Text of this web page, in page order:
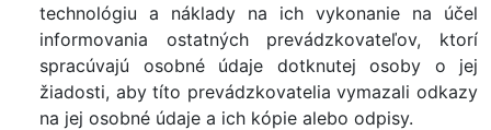
technológiu a náklady na ich vykonanie na účel
informovania ostatných prevádzkovateľov, ktorí
spracúvajú osobné údaje dotknutej osoby o jej
žiadosti, aby títo prevádzkovatelia vymazali odkazy
na jej osobné údaje a ich kópie alebo odpisy.